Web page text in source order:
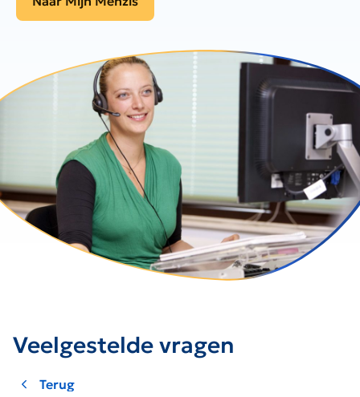
Veelgestelde vragen
Terug